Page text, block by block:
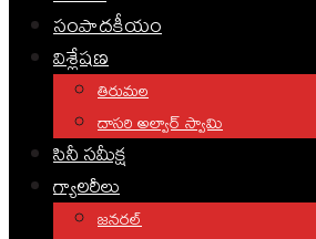
సంపాదకీయం
విశ్లేషణ
తిరుమల
దాసరి అల్వార్ స్వామి
సినీ సమీక్ష
గ్యాలరీలు
జనరల్